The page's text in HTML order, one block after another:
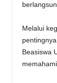
Melalui
Beasiswa